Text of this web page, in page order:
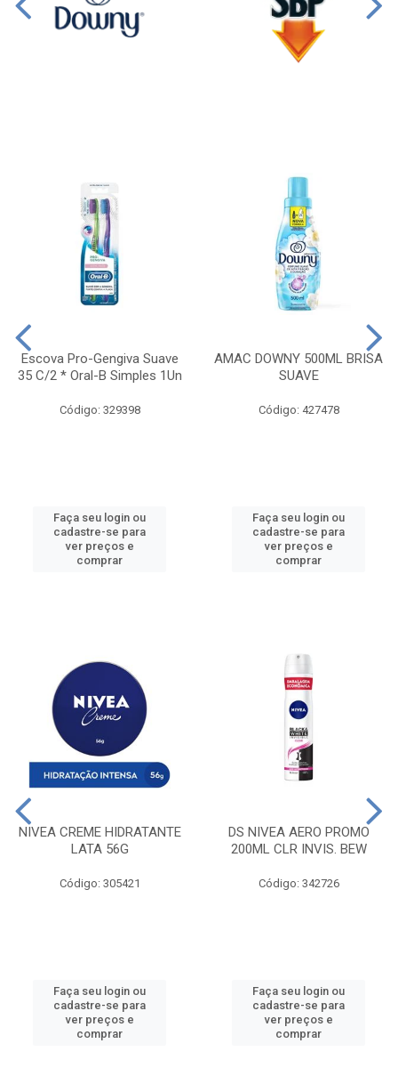
Escova Pro-Gengiva Suave
35 C/2 * Oral-B Simples 1Un
Código: 329398
Faça seu login ou
cadastre-se para
ver preços e
comprar
AMAC DOWNY 500ML BRISA
SUAVE
Código: 427478
Faça seu login ou
cadastre-se para
ver preços e
comprar
NIVEA CREME HIDRATANTE
LATA 56G
Código: 305421
Faça seu login ou
cadastre-se para
ver preços e
comprar
DS NIVEA AERO PROMO
200ML CLR INVIS. BEW
Código: 342726
Faça seu login ou
cadastre-se para
ver preços e
comprar